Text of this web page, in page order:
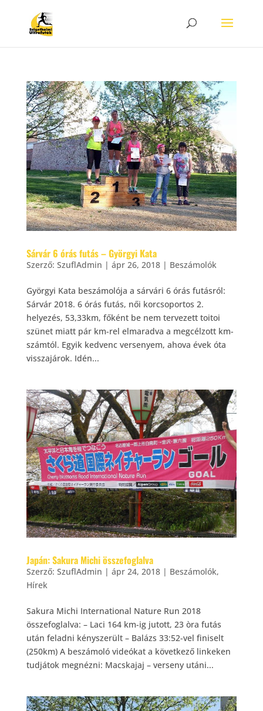
Sárvár 6 órás futás – Györgyi Kata
Szerző: SzuflAdmin | ápr 26, 2018| Beszámolók
Györgyi Kata beszámolója a sárvári 6 órás futásról:
Sárvár 2018. 6 órás futás, női korcsoportos 2.
helyezés, 53,33km, főként be nem tervezett toitoi
szünet miatt pár km-rel elmaradva a megcélzott km-
számtól. Egyik kedvenc versenyem, ahova évek óta
visszajárok. Idén...
Japán: Sakura Michi összefoglalva
Szerző: SzuflAdmin | ápr 24, 2018| Beszámolók,
Hírek
Sakura Michi International Nature Run 2018
összefoglalva: – Laci 164 km-ig jutott, 23 òra futás
után feladni kényszerült – Balázs 33:52-vel finiselt
(250km) A beszámoló videókat a következő linkeken
tudjátok megnézni: Macskajaj – verseny utáni...